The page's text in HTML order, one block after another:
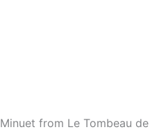
Minuet from Le Tombeau